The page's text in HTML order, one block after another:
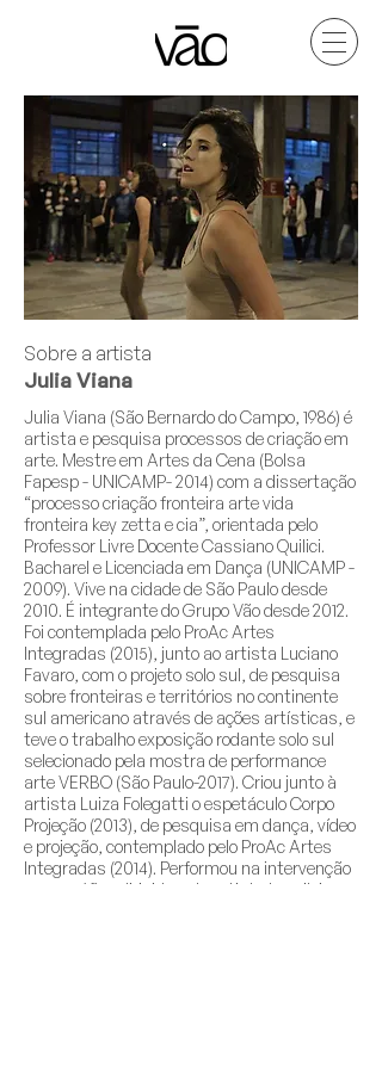
Sobre a artista
Julia Viana
Julia Viana (São Bernardo do Campo, 1986) é
artista e pesquisa processos de criação em
arte. Mestre em Artes da Cena (Bolsa
Fapesp - UNICAMP- 2014) com a dissertação
“processo criação fronteira arte vida
fronteira key zetta e cia”, orientada pelo
Professor Livre Docente Cassiano Quilici.
Bacharel e Licenciada em Dança (UNICAMP -
2009). Vive na cidade de São Paulo desde
2010. É integrante do Grupo Vão desde 2012.
Foi contemplada pelo ProAc Artes
Integradas (2015), junto ao artista Luciano
Favaro, com o projeto solo sul, de pesquisa
sobre fronteiras e territórios no continente
sul americano através de ações artísticas, e
teve o trabalho exposição rodante solo sul
selecionado pela mostra de performance
arte VERBO (São Paulo-2017). Criou junto à
artista Luiza Folegatti o espetáculo Corpo
Projeção (2013), de pesquisa em dança, vídeo
e projeção, contemplado pelo ProAc Artes
Integradas (2014). Performou na intervenção
coreográfica dirigida pela artista brasileira